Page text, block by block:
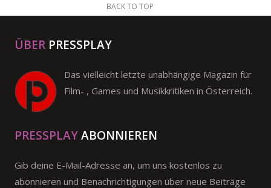
BACK TO TOP
ÜBER PRESSPLAY
Das vielleicht letzte unabhängige Magazin für
Film- , Games und Musikkritiken in Österreich.
PRESSPLAYABONNIEREN
Gib deine E-Mail-Adresse an, um uns kostenlos zu
abonnieren und Benachrichtigungen über neue Beiträge